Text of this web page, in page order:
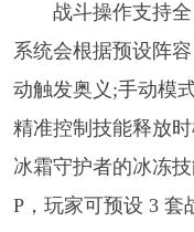
战斗操作支持
系统会根据预设阵
动触发奥义;手动模
精准控制技能释放
冰霜守护者的冰冻
P，玩家可预设 3 套